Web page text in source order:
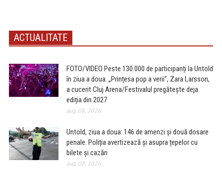
ACTUALITATE
FOTO/VIDEO Peste 130.000 de participanți la Untold
în ziua a doua. „Prințesa pop a verii”, Zara Larsson,
a cucerit Cluj Arena/Festivalul pregătește deja
ediția din 2027
aug. 08, 2026
Untold, ziua a doua: 146 de amenzi și două dosare
penale. Poliția avertizează și asupra țepelor cu
bilete și cazări
aug. 08, 2026